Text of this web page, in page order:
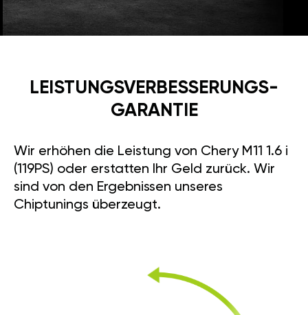
LEISTUNGSVERBESSE­RUNGS­
GARANTIE
Wir erhöhen die Leistung von Chery M11 1.6 i
(119PS) oder erstatten Ihr Geld zurück. Wir
sind von den Ergebnissen unseres
Chiptunings überzeugt.